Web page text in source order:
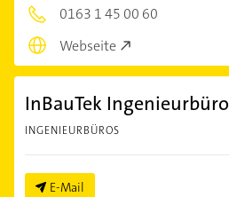
0163 1 45 00 60
Webseite
InBauTek Ingenieurbüro
INGENIEURBÜROS
E-Mail